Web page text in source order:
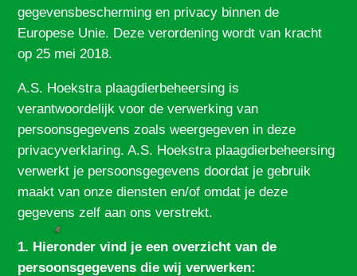
gegevensbescherming en privacy binnen de
Europese Unie. Deze verordening wordt van kracht
op 25 mei 2018.
A.S. Hoekstra plaagdierbeheersing is
verantwoordelijk voor de verwerking van
persoonsgegevens zoals weergegeven in deze
privacyverklaring. A.S. Hoekstra plaagdierbeheersing
verwerkt je persoonsgegevens doordat je gebruik
maakt van onze diensten en/of omdat je deze
gegevens zelf aan ons verstrekt.
1. Hieronder vind je een overzicht van de
persoonsgegevens die wij verwerken: